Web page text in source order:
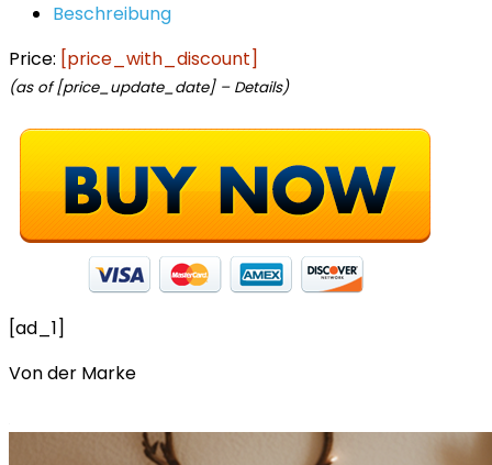
Beschreibung
Price: [price_with_discount]
(as of [price_update_date] – Details)
[ad_1]
Von der Marke